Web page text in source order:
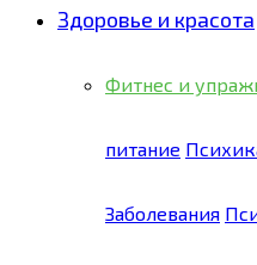
Здоровье и красота
Фитнес и
питание
Заболевания